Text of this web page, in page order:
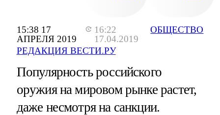
15:38 17
АПРЕЛЯ 2019
16:22
17.04.2019
РЕДАКЦИЯ ВЕСТИ.РУ
ОБЩЕСТВО
Популярность российского
оружия на мировом рынке растет,
даже несмотря на санкции.